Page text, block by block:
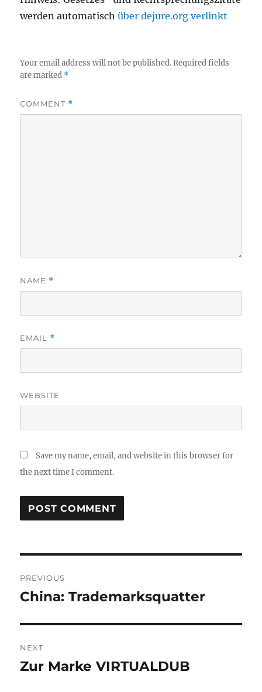
werden automatischüber dejure.org verlinkt
Your email address will not be published. Required fields
are marked *
COMMENT *
NAME *
EMAIL *
WEBSITE
Save my name, email, and website in this browser for
the next time I comment.
navigation
PREVIOUS
Previous
China: Trademarksquatter
NEXT
Next
Zur Marke VIRTUALDUB